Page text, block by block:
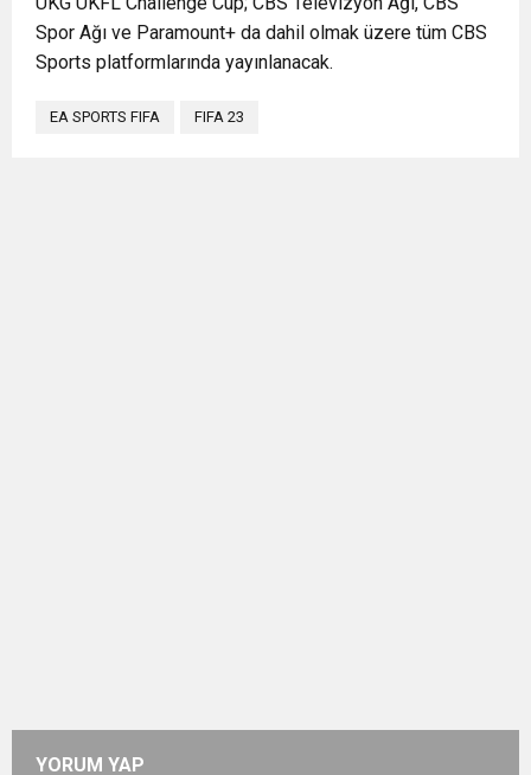
Spor Ağı ve Paramount+ da dahil olmak üzere tüm CBS
Sports platformlarında yayınlanacak.
EA SPORTS FIFA FIFA 23
YORUM YAP